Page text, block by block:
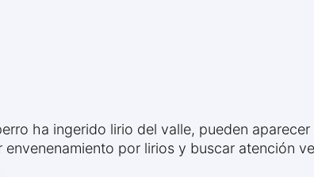
ha ingerido lirio del valle, pueden
por lirios y buscar atención